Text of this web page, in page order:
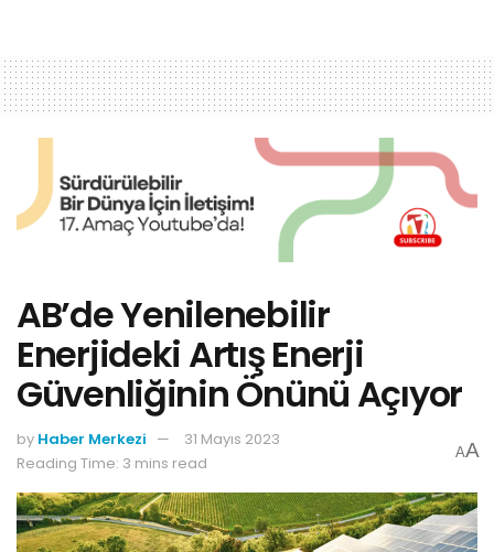
AB’de Yenilenebilir
Enerjideki Artış Enerji
Güvenliğinin Önünü Açıyor
by Haber Merkezi
31 Mayıs 2023
Reading Time: 3 mins read
AA